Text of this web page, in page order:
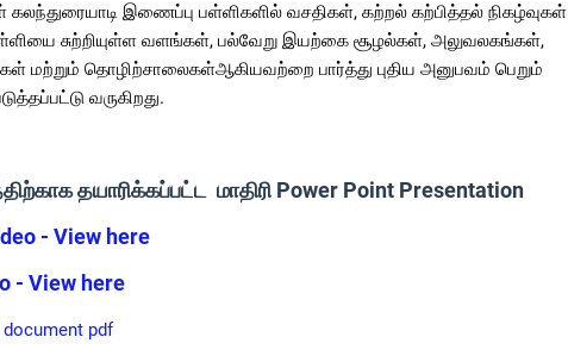
கலந்துரையாடி இணைப்பு பள்ளிகளில் வசதிகள், கற்றல் கற்பித்தல் நிகழ்வுகள்
சுற்றியுள்ள வளங்கள், பல்வேறு இயற்கை சூழல்கள், அலுவலகங்கள்,
மற்றும் தொழிற்சாலைகள்ஆகியவற்றை பார்த்து புதிய அனுபவம் பெறும்
வருகிறது.
தயாரிக்கப்பட்ட மாதிரி Power Point Presentation
- View here
- View here
pdf